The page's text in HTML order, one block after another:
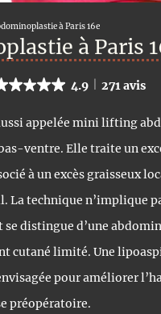
à Paris 16e
à Paris
4.9 271 avis
appelée mini lifting
ventre. Elle traite un
à un excès graisseux
La technique n’implique
distingue d’une
cutané limité. Une
pour améliorer
préopératoire.